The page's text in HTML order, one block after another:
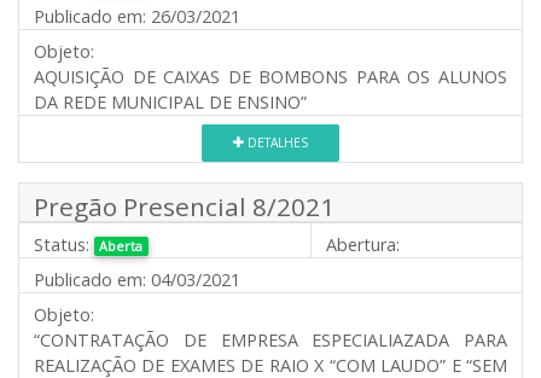
Publicado em: 26/03/2021
Objeto:
AQUISIÇÃO DE CAIXAS DE BOMBONS PARA OS ALUNOS
DA REDE MUNICIPAL DE ENSINO”
DETALHES
Pregão Presencial 8/2021
Status: Aberta
Abertura:
Publicado em: 04/03/2021
Objeto:
“CONTRATAÇÃO DE EMPRESA ESPECIALIAZADA PARA
REALIZAÇÃO DE EXAMES DE RAIO X “COM LAUDO” E “SEM